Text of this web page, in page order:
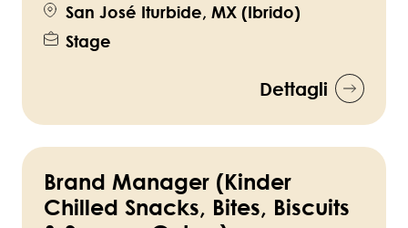
San José Iturbide, MX (Ibrido)
Stage
Dettagli
Brand Manager (Kinder
Chilled Snacks, Bites, Biscuits